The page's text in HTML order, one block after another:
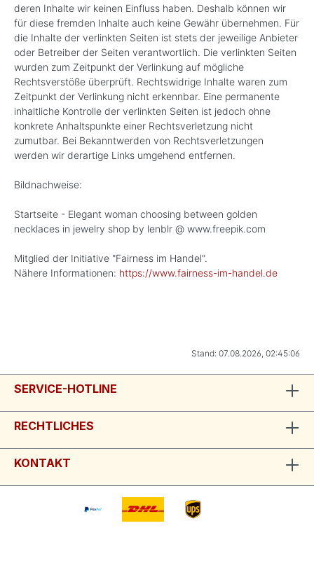
deren Inhalte wir keinen Einfluss haben. Deshalb können wir
für diese fremden Inhalte auch keine Gewähr übernehmen. Für
die Inhalte der verlinkten Seiten ist stets der jeweilige Anbieter
oder Betreiber der Seiten verantwortlich. Die verlinkten Seiten
wurden zum Zeitpunkt der Verlinkung auf mögliche
Rechtsverstöße überprüft. Rechtswidrige Inhalte waren zum
Zeitpunkt der Verlinkung nicht erkennbar. Eine permanente
inhaltliche Kontrolle der verlinkten Seiten ist jedoch ohne
konkrete Anhaltspunkte einer Rechtsverletzung nicht
zumutbar. Bei Bekanntwerden von Rechtsverletzungen
werden wir derartige Links umgehend entfernen.
Bildnachweise:
Startseite - Elegant woman choosing between golden
necklaces in jewelry shop by lenblr @ www.freepik.com
Mitglied der Initiative "Fairness im Handel".
Nähere Informationen: https://www.fairness-im-handel.de
Stand: 07.08.2026, 02:45:06
SERVICE-HOTLINE
RECHTLICHES
KONTAKT